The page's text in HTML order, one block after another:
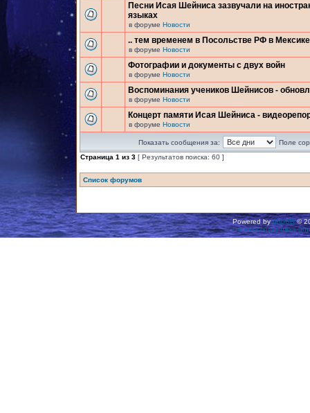
Песни Исая Шейниса зазвучали на
языках
в форуме Новости
.. тем временем в Посольстве РФ в
в форуме Новости
Фотографии и документы с двух войн
в форуме Новости
Воспоминания учеников Шейнисов -
в форуме Новости
Концерт памяти Исая Шейниса -
в форуме Новости
Показать сообщения за:
Поле
Страница 1 из 3 [ Результатов поиска: 60 ]
Список форумов
Powered byphpBB©
Русская поддержка